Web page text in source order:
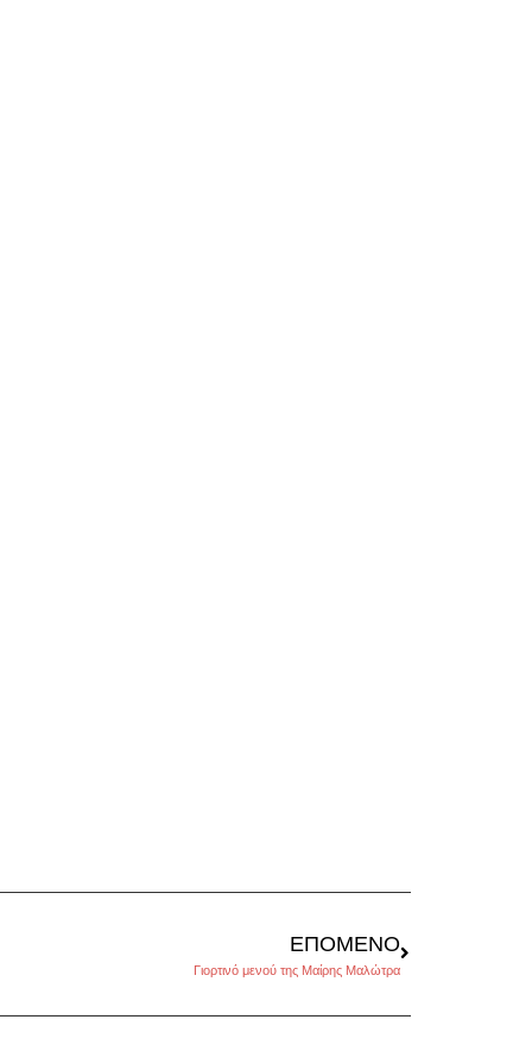
ΕΠΌΜΕΝΟ
Γιορτινό μενού της Μαίρης Μαλώτρα